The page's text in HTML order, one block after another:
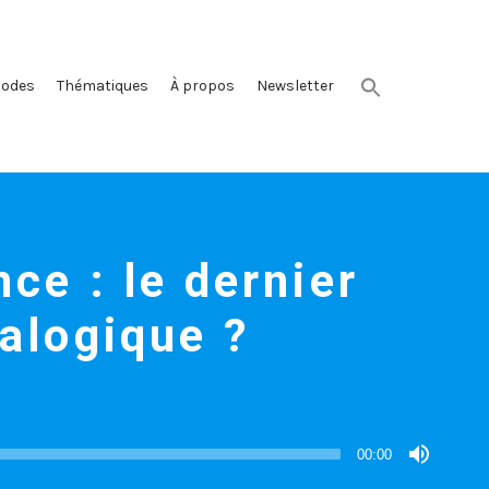
Thématiques À propos Newsletter
: le dernier
?
00:00